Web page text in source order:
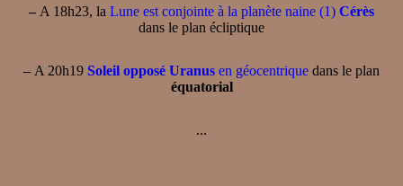
– A 18h23, la Lune est conjointe à la planète naine (1) Cérès
dans le plan écliptique
– A 20h19 Soleil opposé Uranus en géocentrique dans le plan
équatorial
...